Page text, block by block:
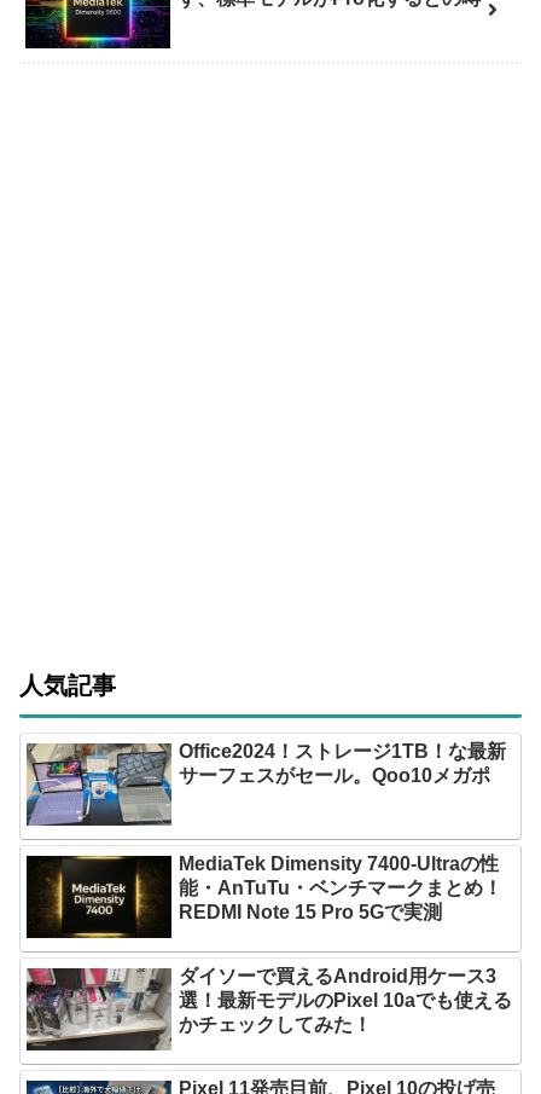
人気記事
Office2024！ストレージ1TB！な最新
サーフェスがセール。Qoo10メガポ
MediaTek Dimensity 7400-Ultraの性
能・AnTuTu・ベンチマークまとめ！
REDMI Note 15 Pro 5Gで実測
ダイソーで買えるAndroid用ケース3
選！最新モデルのPixel 10aでも使える
かチェックしてみた！
Pixel 11発売目前、Pixel 10の投げ売